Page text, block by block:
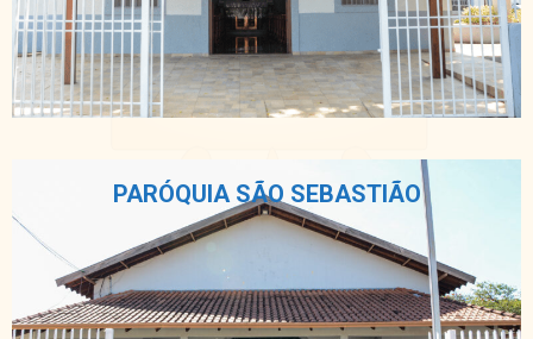
PARÓQUIA SÃO SEBASTIÃO